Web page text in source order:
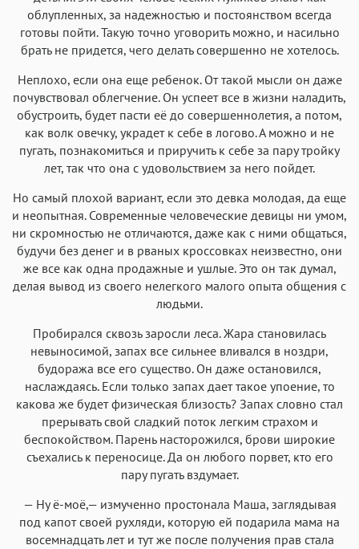
облупленных, за надежностью и постоянством всегда
готовы пойти. Такую точно уговорить можно, и насильно
брать не придется, чего делать совершенно не хотелось.
Неплохо, если она еще ребенок. От такой мысли он даже
почувствовал облегчение. Он успеет все в жизни наладить,
обустроить, будет пасти её до совершеннолетия, а потом,
как волк овечку, украдет к себе в логово. А можно и не
пугать, познакомиться и приручить к себе за пару тройку
лет, так что она с удовольствием за него пойдет.
Но самый плохой вариант, если это девка молодая, да еще
и неопытная. Современные человеческие девицы ни умом,
ни скромностью не отличаются, даже как с ними общаться,
будучи без денег и в рваных кроссовках неизвестно, они
же все как одна продажные и ушлые. Это он так думал,
делая вывод из своего нелегкого малого опыта общения с
людьми.
Пробирался сквозь заросли леса. Жара становилась
невыносимой, запах все сильнее вливался в ноздри,
будоража все его существо. Он даже остановился,
наслаждаясь. Если только запах дает такое упоение, то
какова же будет физическая близость? Запах словно стал
прерывать свой сладкий поток легким страхом и
беспокойством. Парень насторожился, брови широкие
съехались к переносице. Да он любого порвет, кто его
пару пугать вздумает.
— Ну ё-моё,— измученно простонала Маша, заглядывая
под капот своей рухляди, которую ей подарила мама на
восемнадцать лет и тут же после получения прав стала